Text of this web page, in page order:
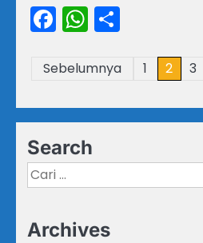
Facebook
WhatsApp
Paginasi
Sebelumnya 1 2 3
Search
Cari
untuk:
Archives